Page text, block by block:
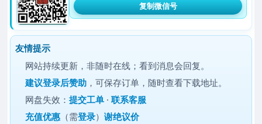
复制微信号
友情提示
网站持续更新，非随时在线；看到消息会回复。
建议登录后赞助 ，可保存订单，随时查看下载地址。
网盘失效：提交工单 ·联系客服
充值优惠 （需登录）谢绝议价